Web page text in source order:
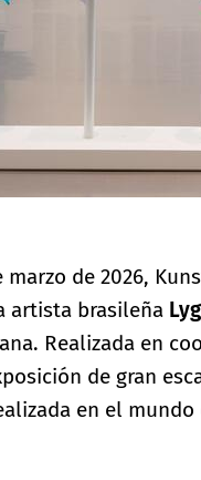
marzo de 2026,
artista brasileña
Realizada en
de gran
en el